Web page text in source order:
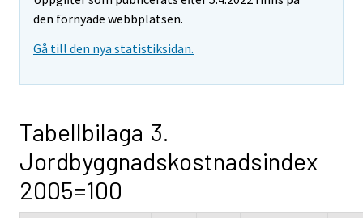
den förnyade webbplatsen.
Gå till den nya statistiksidan.
Tabellbilaga 3.
Jordbyggnadskostnadsindex
2005=100